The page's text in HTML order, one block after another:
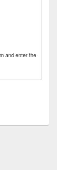
and enter the